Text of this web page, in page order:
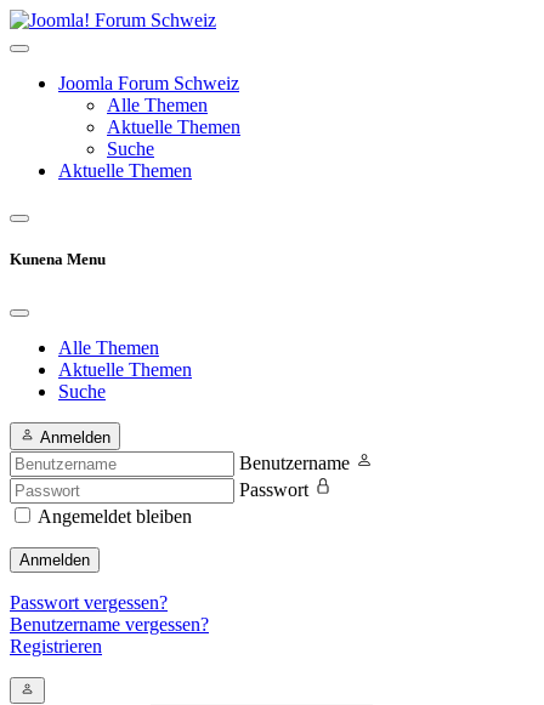
Joomla Forum Schweiz
Alle Themen
Aktuelle Themen
Suche
Aktuelle Themen
Kunena Menu
Alle Themen
Aktuelle Themen
Suche
Anmelden
Benutzername
Passwort
Angemeldet bleiben
Anmelden
Passwort vergessen?
Benutzername vergessen?
Registrieren